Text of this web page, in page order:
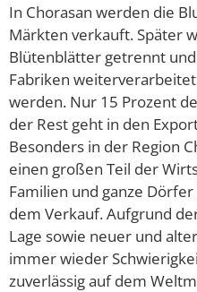
In Chorasan werden die
Märkten verkauft. Später
Blütenblätter getrennt
Fabriken
werden. Nur 15 Prozent
der Rest geht in den
Besonders in der Region
einen großen Teil der
Familien und ganze
dem Verkauf. Aufgrund
Lage sowie neuer und
immer wieder
zuverlässig auf dem